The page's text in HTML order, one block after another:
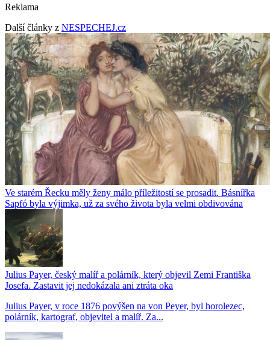
Reklama
Další články z NESPECHEJ.cz
Ve starém Řecku měly ženy málo příležitostí se prosadit. Básnířka
Sapfó byla výjimka, už za svého života byla velmi obdivována
Julius Payer, český malíř a polárník, který objevil Zemi Františka
Josefa. Zastavit jej nedokázala ani ztráta oka
Julius Payer, v roce 1876 povýšen na von Peyer, byl horolezec,
polárník, kartograf, objevitel a malíř. Za...